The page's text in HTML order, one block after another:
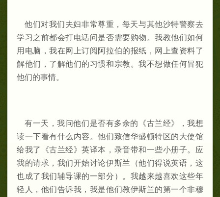
他们对我们夫妇非常尊重，每天与其他沙特警察去
学习之前都会打电话问是否需要购物。我教他们如何
用电脑，我在网上订阅阿拉伯的报纸，网上查资料了
解他们，了解他们的习惯和宗教。我不想做任何冒犯
他们的事情。
有一天，我问他们是否有多余的《古兰经》，我想
读一下看有什么内容。他们致信华盛顿特区的大使馆
给我了《古兰经》英译本，录音带和一些小册子。应
我的请求，我们开始讨论伊斯兰（他们得说英语，这
也成了我们辅导课的一部分）。我越来越喜欢这些年
轻人，他们告诉我，我是他们教伊斯兰的第一个非穆